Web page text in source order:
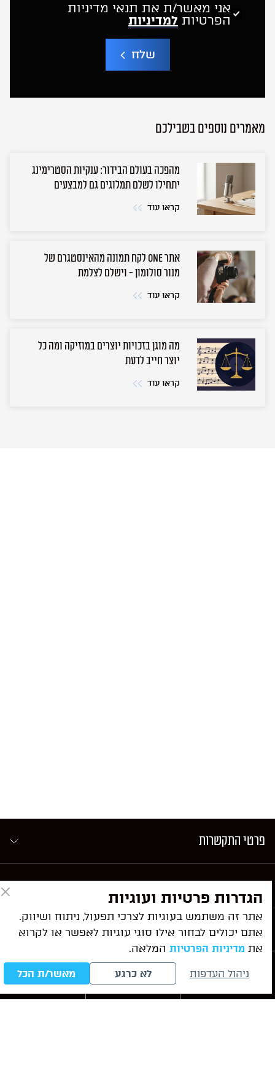
אני מאשר/ת את תנאי מדיניות
הפרטיותלמדיניות
שלח
t
v
e
מאמרים נוספים בשבילכם
מהפכה בעולם הבידור: ענקיות הסטרימינג
יתחילו לשלם תמלוגים גם למבצעים
קראו עוד
אתר ONE לקח תמונה מהאינסטגרם של
מנור סולומון - וישלם לצלמת
קראו עוד
מה מוגן בזכויות יוצרים במוזיקה ומה כל
יוצר חייב לדעת
קראו עוד
פרטי התקשרות
ניווט מהיר
שירותי המשרד
מאמרים אחרונים לייעוץ ראשוני WhatsApp
הגדרות פרטיות ועוגיות
אתר זה משתמש בעוגיות לצרכי תפעול, ניתוח ושיווק.
אתם יכולים לבחור אילו סוגי עוגיות לאפשר או לקרוא
אתמדיניות הפרטיותהמלאה.
ניהול העדפות לא כרגע מאשר/ת הכל